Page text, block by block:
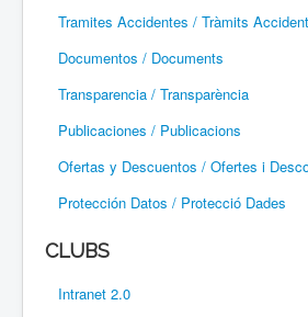
Tramites Accidentes / Tràmits
Documentos / Documents
Transparencia / Transparència
Publicaciones / Publicacions
Ofertas y Descuentos / Ofertes i
Protección Datos / Protecció Dades
CLUBS
Intranet 2.0